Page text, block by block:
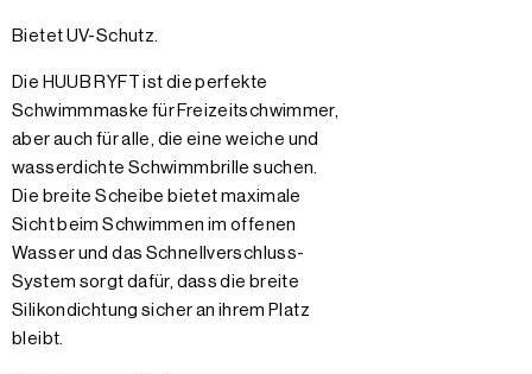
Bietet UV-Schutz.
Die HUUB RYFT ist die perfekte
Schwimmmaske für Freizeitschwimmer,
aber auch für alle, die eine weiche und
wasserdichte Schwimmbrille suchen.
Die breite Scheibe bietet maximale
Sicht beim Schwimmen im offenen
Wasser und das Schnellverschluss-
System sorgt dafür, dass die breite
Silikondichtung sicher an ihrem Platz
bleibt.